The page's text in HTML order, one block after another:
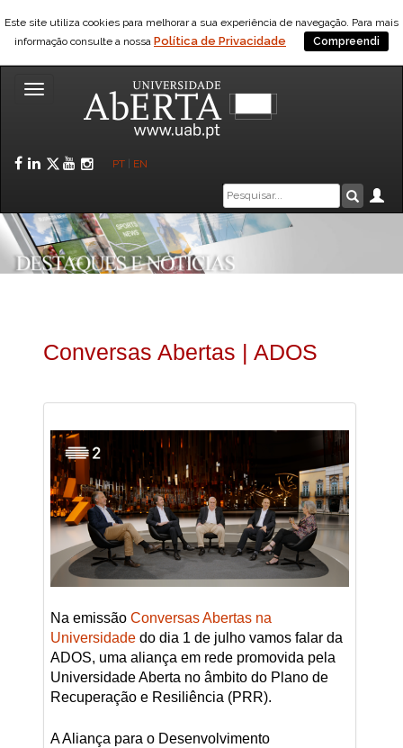
Este site utiliza cookies para melhorar a sua experiência de navegação. Para mais
informação consulte a nossa Política de Privacidade Compreendi
Toggle
Facebook
LinkedIn
Twitter
YouTube
Instagram
PT EN
Caixa
de
pesquisa
Conversas Abertas | ADOS
Na emissão Conversas Abertas na
Universidadedo dia 1 de julho vamos falar da
ADOS, uma aliança em rede promovida pela
Universidade Aberta no âmbito do Plano de
Recuperação e Resiliência (PRR).
A Aliança para o Desenvolvimento